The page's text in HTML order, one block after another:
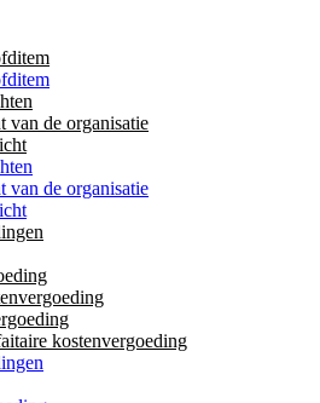
van de organisatie
van de organisatie
kostenvergoeding